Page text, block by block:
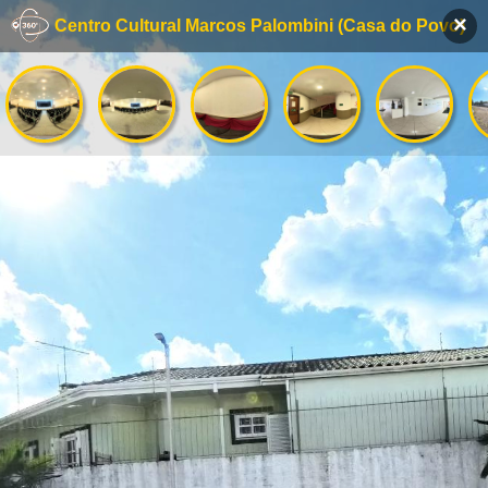
Centro Cultural Marcos Palombini (Casa do Povo)
×